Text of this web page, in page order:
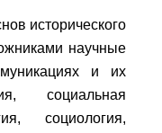
исторического
научные
и их
социальная
социология,